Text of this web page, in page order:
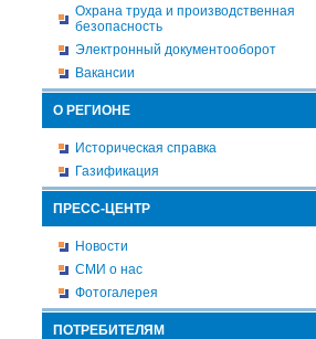
Охрана труда и производственная
безопасность
Электронный документооборот
Вакансии
О РЕГИОНЕ
Историческая справка
Газификация
ПРЕСС-ЦЕНТР
Новости
СМИ о нас
Фотогалерея
ПОТРЕБИТЕЛЯМ